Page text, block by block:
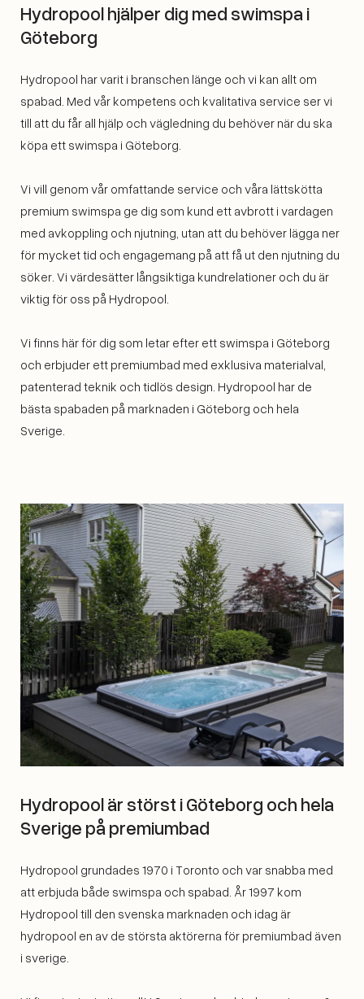
Hydropool hjälper dig med swimspa i
Göteborg
Hydropool har varit i branschen länge och vi kan allt om
spabad. Med vår kompetens och kvalitativa service ser vi
till att du får all hjälp och vägledning du behöver när du ska
köpa ett swimspa i Göteborg.
Vi vill genom vår omfattande service och våra lättskötta
premium swimspa ge dig som kund ett avbrott i vardagen
med avkoppling och njutning, utan att du behöver lägga ner
för mycket tid och engagemang på att få ut den njutning du
söker. Vi värdesätter långsiktiga kundrelationer och du är
viktig för oss på Hydropool.
Vi finns här för dig som letar efter ett swimspa i Göteborg
och erbjuder ett premiumbad med exklusiva materialval,
patenterad teknik och tidlös design. Hydropool har de
bästa spabaden på marknaden i Göteborg och hela
Sverige.
Hydropool är störst i Göteborg och hela
Sverige på premiumbad
Hydropool grundades 1970 i Toronto och var snabba med
att erbjuda både swimspa och spabad. År 1997 kom
Hydropool till den svenska marknaden och idag är
hydropool en av de största aktörerna för premiumbad även
i sverige.